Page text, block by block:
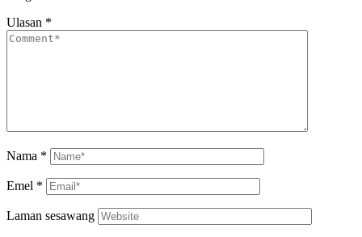
Ulasan *
Nama *
Emel *
Laman sesawang